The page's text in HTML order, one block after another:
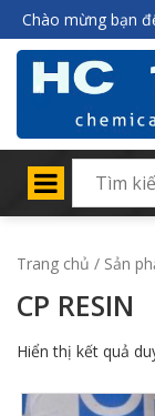
Chào mừng bạn
Trang chủ / Sản
CP RESIN
Hiển thị kết quả